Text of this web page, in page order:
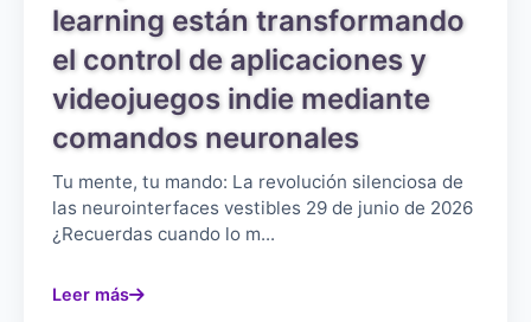
learning están transformando
el control de aplicaciones y
videojuegos indie mediante
comandos neuronales
Tu mente, tu mando: La revolución silenciosa de
las neurointerfaces vestibles 29 de junio de 2026
¿Recuerdas cuando lo m...
Leer más